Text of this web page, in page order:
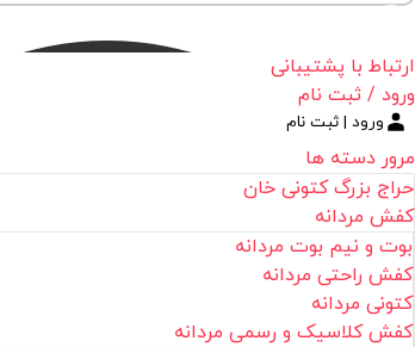
ارتباط با پشتیبانی
ورود / ثبت نام
ورود | ثبت نام
مرور دسته ها
حراج بزرگ کتونی خان
کفش مردانه
بوت و نیم بوت مردانه
کفش راحتی مردانه
کتونی مردانه
کفش کلاسیک و رسمی مردانه